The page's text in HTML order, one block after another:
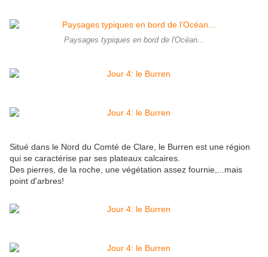
Paysages typiques en bord de l'Océan...
Situé dans le Nord du Comté de Clare, le Burren est une région
qui se caractérise par ses plateaux calcaires.
Des pierres, de la roche, une végétation assez fournie,...mais
point d'arbres!